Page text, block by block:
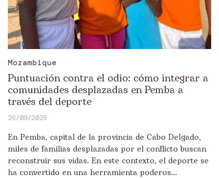
Mozambique
Puntuación contra el odio: cómo integrar a
comunidades desplazadas en Pemba a
través del deporte
26/09/2025
En Pemba, capital de la provincia de Cabo Delgado,
miles de familias desplazadas por el conflicto buscan
reconstruir sus vidas. En este contexto, el deporte se
ha convertido en una herramienta poderos...